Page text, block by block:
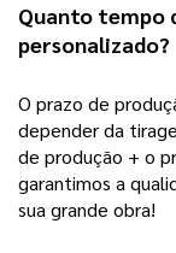
Quanto tempo
personalizado?
O prazo de
depender da
de produção + o
garantimos a
sua grande obra!